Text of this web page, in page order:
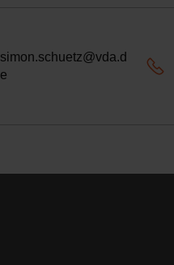
simon.schuetz@vda.d
e